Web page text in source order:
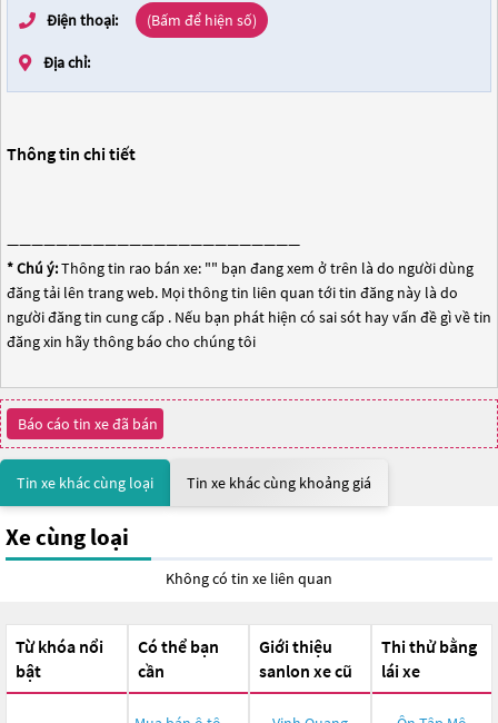
Điện thoại: (Bấm để hiện số)
Địa chỉ:
Thông tin chi tiết
————————————————————————
* Chú ý:Thông tin rao bán xe: "" bạn đang xem ở trên là do người dùng
đăng tải lên trang web. Mọi thông tin liên quan tới tin đăng này là do
người đăng tin cung cấp . Nếu bạn phát hiện có sai sót hay vấn đề gì về tin
đăng xin hãy thông báo cho chúng tôi
Báo cáo tin xe đã bán
Tin xe khác cùng loại Tin xe khác cùng khoảng giá
Xe cùng loại
Không có tin xe liên quan
Từ khóa nổi
bật
Có thể bạn
cần
Giới thiệu
sanlon xe cũ
Thi thử bằng
lái xe